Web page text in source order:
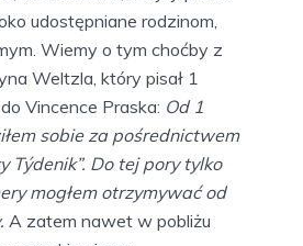
udostępniane rodzinom,
Wiemy o tym choćby z
Weltzla, który pisał 1
Vincence Praska: Od 1
sobie za pośrednictwem
Týdenik”. Do tej pory tylko
mogłem otrzymywać od
A zatem nawet w pobliżu